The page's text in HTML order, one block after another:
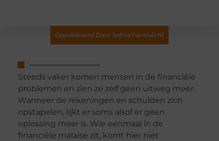
Gepubliceerd Door Safina Fanclub.nl
Steeds vaker komen mensen in de financiële
problemen en zien ze zelf geen uitweg meer.
Wanneer de rekeningen en schulden zich
opstapelen, lijkt er soms alsof er geen
oplossing meer is. Wie eenmaal in de
financiële malaise zit, komt hier niet